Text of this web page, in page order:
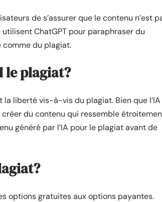
de s’assurer que le contenu n’est
ChatGPT pour paraphraser du
du plagiat.
le plagiat?
la liberté vis-à-vis du plagiat. Bien que
du contenu qui ressemble
généré par l’IA pour le plagiat avant de
options gratuites aux options payantes.